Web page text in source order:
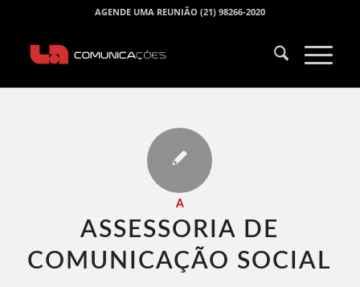
AGENDE UMA REUNIÃO (21) 98266-2020
A
ASSESSORIA DE
COMUNICAÇÃO SOCIAL​